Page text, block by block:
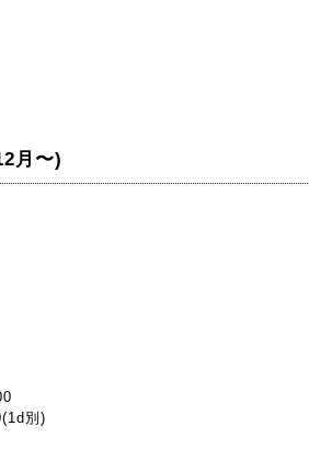
月〜)
別)